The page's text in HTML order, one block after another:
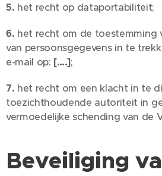
5. het recht op dataportabiliteit;
6. het recht om de toestemming
van persoonsgegevens in te
e-mail op: [….];
7. het recht om een klacht in te
toezichthoudende autoriteit in
vermoedelijke schending van de
Beveiliging